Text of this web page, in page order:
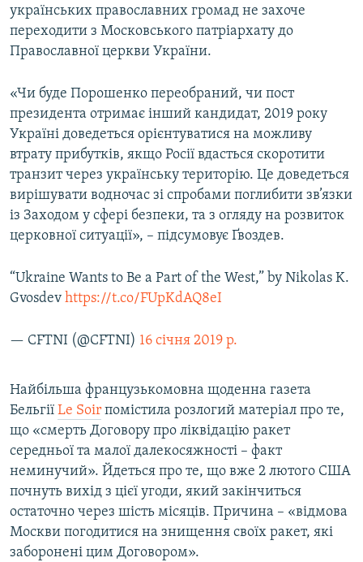
українських православних громад не захоче
переходити з Московського патріархату до
Православної церкви України.
«Чи буде Порошенко переобраний, чи пост
президента отримає інший кандидат, 2019 року
Україні доведеться орієнтуватися на можливу
втрату прибутків, якщо Росії вдасться скоротити
транзит через українську територію. Це доведеться
вирішувати водночас зі спробами поглибити зв’язки
із Заходом у сфері безпеки, та з огляду на розвиток
церковної ситуації», – підсумовує Ґвоздев.
“Ukraine Wants to Be a Part of the West,” by Nikolas K.
Gvosdev https://t.co/FUpKdAQ8eI
— CFTNI (@CFTNI) 16 січня 2019 р.
Найбільша французькомовна щоденна газета
Бельгії Le Soir помістила розлогий матеріал про те,
що «смерть Договору про ліквідацію ракет
середньої та малої далекосяжності – факт
неминучий». Йдеться про те, що вже 2 лютого США
почнуть вихід з цієї угоди, який закінчиться
остаточно через шість місяців. Причина – «відмова
Москви погодитися на знищення своїх ракет, які
заборонені цим Договором».